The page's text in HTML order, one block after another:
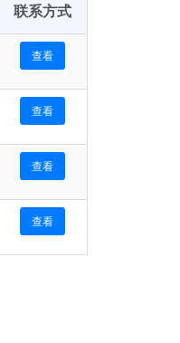
联系方式
查看
查看
查看
查看